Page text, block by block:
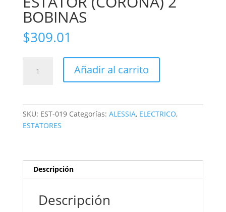
BOBINAS
$309.01
(CORONA)
Añadir al carrito
SKU: EST-019 Categorías: ALESSIA, ELECTRICO,
ESTATORES
Descripción
Descripción